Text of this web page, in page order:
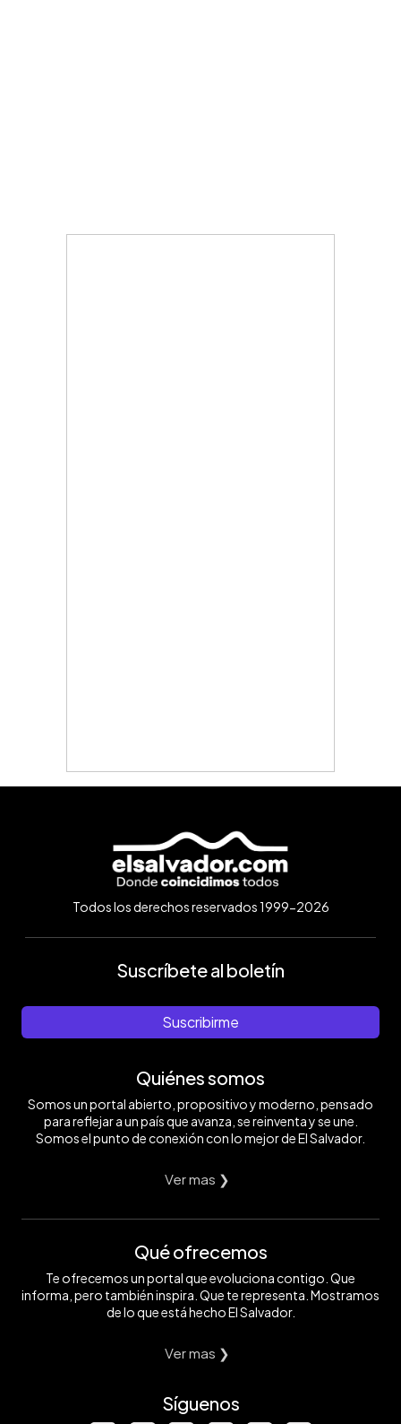
Todos los derechos reservados 1999-2026
Suscríbete al boletín
Suscribirme
Quiénes somos
Somos un portal abierto, propositivo y moderno, pensado
para reflejar a un país que avanza, se reinventa y se une.
Somos el punto de conexión con lo mejor de El Salvador.
Ver mas ❯
Qué ofrecemos
Te ofrecemos un portal que evoluciona contigo. Que
informa, pero también inspira. Que te representa. Mostramos
de lo que está hecho El Salvador.
Ver mas ❯
Síguenos